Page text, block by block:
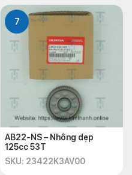
7
AB22-NS – Nhông dẹp
125cc 53T
SKU: 23422K3AV00